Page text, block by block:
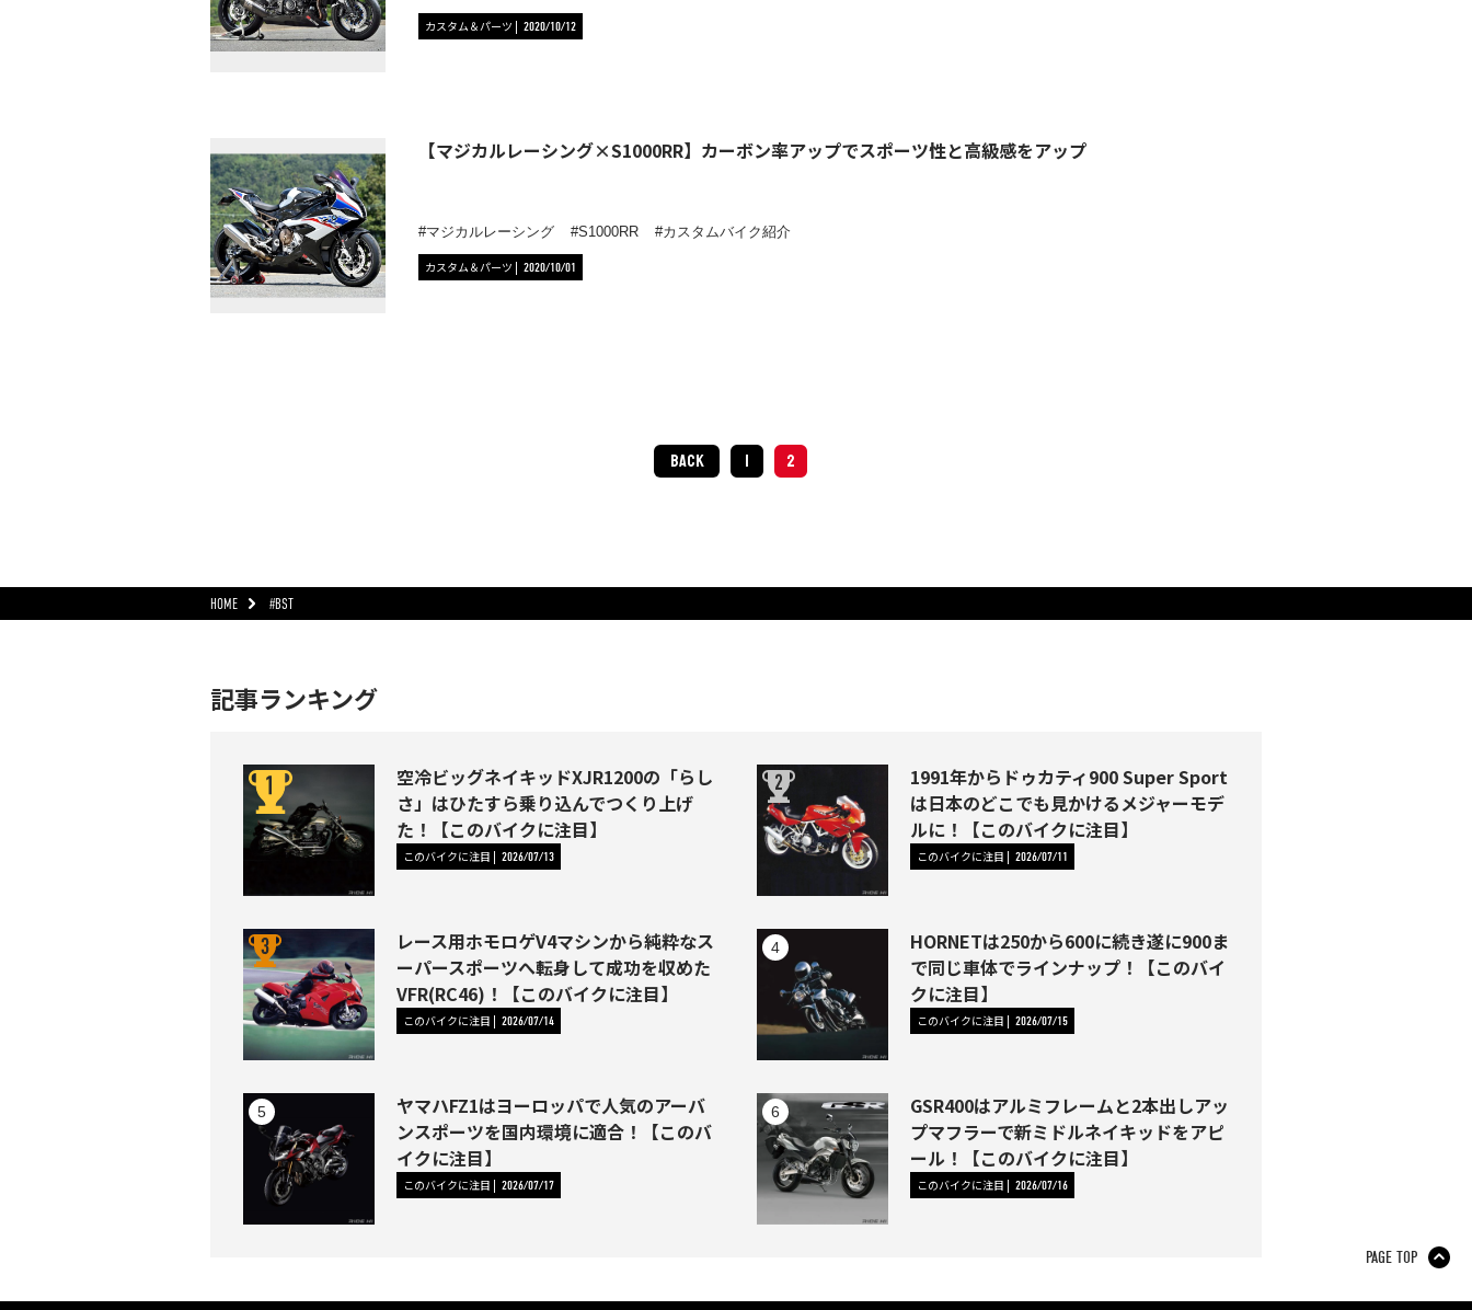
カスタム＆パーツ 2020/10/12
【マジカルレーシング×S1000RR】カーボン率アップでスポーツ性と高級感をアップ
マジカルレーシング S1000RR カスタムバイク紹介
カスタム＆パーツ 2020/10/01
BACK 1 2
HOME #BST
記事ランキング
空冷ビッグネイキッドXJR1200の「らし
さ」はひたすら乗り込んでつくり上げ
た！【このバイクに注目】
このバイクに注目 2026/07/13
1991年からドゥカティ900 Super Sport
は日本のどこでも見かけるメジャーモデ
ルに！【このバイクに注目】
このバイクに注目 2026/07/11
レース用ホモロゲV4マシンから純粋なス
ーパースポーツへ転身して成功を収めた
VFR(RC46)！【このバイクに注目】
このバイクに注目 2026/07/14
HORNETは250から600に続き遂に900ま
で同じ車体でラインナップ！【このバイ
クに注目】
このバイクに注目 2026/07/15
ヤマハFZ1はヨーロッパで人気のアーバ
ンスポーツを国内環境に適合！【このバ
イクに注目】
このバイクに注目 2026/07/17
GSR400はアルミフレームと2本出しアッ
プマフラーで新ミドルネイキッドをアピ
ール！【このバイクに注目】
このバイクに注目 2026/07/16
PAGE TOP